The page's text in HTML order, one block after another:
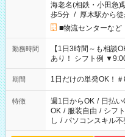
海老名(相鉄・小田急)
歩5分 / 厚木駅から
■物流センターな
勤務時間
【1日3時間～も相談
あり！ シフト例
▼18:00～21:00
期間 1日だけの単発OK！
特徴 週1日からOK / 日払い
OK / 服装自由 / シフ
し / パソコンスキル不